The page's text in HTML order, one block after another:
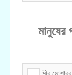
মানুষের